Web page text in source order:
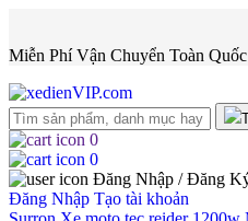
Miễn Phí Vận Chuyển Toàn Quốc
0
0
Đăng Nhập / Đăng
Đăng Nhập Tạo tài khoản